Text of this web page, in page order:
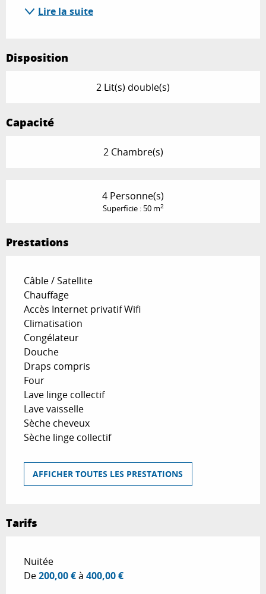
Lire la suite
Disposition
2 Lit(s) double(s)
Capacité
2 Chambre(s)
4 Personne(s)
Superficie : 50 m2
Prestations
Câble / Satellite
Chauffage
Accès Internet privatif Wifi
Climatisation
Congélateur
Douche
Draps compris
Four
Lave linge collectif
Lave vaisselle
Sèche cheveux
Sèche linge collectif
AFFICHER TOUTES LES PRESTATIONS
Tarifs
Tarifs 2026
Nuitée
De200,00 €à 400,00 €